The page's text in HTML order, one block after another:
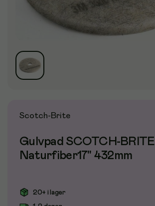
Scotch-Brite
Gulvpad SCOTCH-BRITE
Naturfiber17" 432mm
20+ i lager